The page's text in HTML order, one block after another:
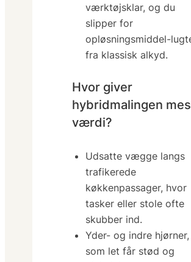
værktøjsklar, og du
slipper for
opløsningsmiddel-
fra klassisk alkyd.
Hvor giver
hybridmalingen
værdi?
Udsatte vægge langs
trafikerede
køkkenpassager, hvor
tasker eller stole ofte
skubber ind.
Yder- og indre hjørner,
som let får stød og